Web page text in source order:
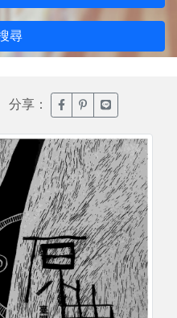
尋
分享： 臉書分享(另開新視窗)
噗浪分享(另開新
Line分享(另